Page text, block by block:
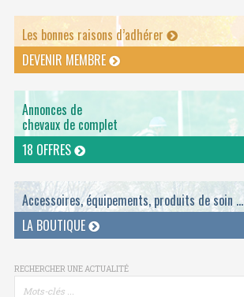
Les bonnes raisons d’adhérer
DEVENIR MEMBRE
Annonces de
chevaux de complet
18 OFFRES
Accessoires, équipements, produits de soin ...
LA BOUTIQUE
RECHERCHER UNE ACTUALITÉ